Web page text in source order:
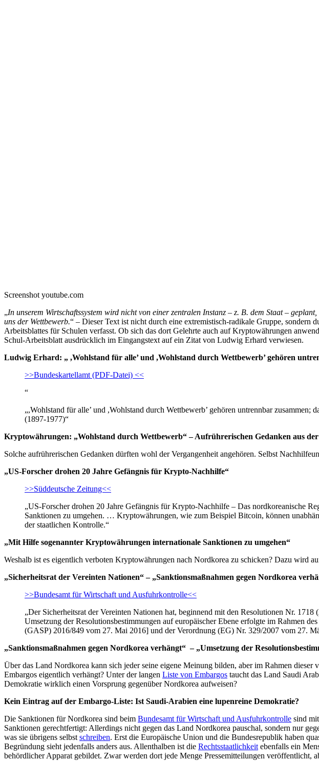
Screenshot youtube.com
„In unserem Wirtschaftssystem wird nicht von einer zentralen Instanz – z. B. dem Staat –
uns der Wettbewerb.“ – Dieser Text ist nicht durch eine extremistisch-radikale Gruppe, sondern
Arbeitsblattes für Schulen verfasst. Ob sich das dort Gelehrte auch auf Kryptowährungen
Schul-Arbeitsblatt ausdrücklich im Eingangstext auf ein Zitat von Ludwig Erhard verwiesen.
Ludwig Erhard: „ ,Wohlstand für alle’ und ,Wohlstand durch Wettbewerb’ gehören
>>Bundeskartellamt (PDF-Datei) <<
“
„,Wohlstand für alle’ und ,Wohlstand durch Wettbewerb’ gehören untrennbar
(1897-1977)“
Kryptowährungen: „Wohlstand durch Wettbewerb“ – Aufrührerischen Gedanken aus
Solche aufrührerischen Gedanken dürften wohl der Vergangenheit angehören. Selbst
„US-Forscher drohen 20 Jahre Gefängnis für Krypto-Nachhilfe“
>>Süddeutsche Zeitung<<
„US-Forscher drohen 20 Jahre Gefängnis für Krypto-Nachhilfe – Das nordkoreanische
Sanktionen zu umgehen. … Kryptowährungen, wie zum Beispiel Bitcoin, können
der staatlichen Kontrolle.“
„Mit Hilfe sogenannter Kryptowährungen internationale Sanktionen zu umgehen“
Weshalb ist es eigentlich verboten Kryptowährungen nach Nordkorea zu schicken? Dazu wird
„Sicherheitsrat der Vereinten Nationen“ – „Sanktionsmaßnahmen gegen Nordkorea
>>Bundesamt für Wirtschaft und Ausfuhrkontrolle<<
„Der Sicherheitsrat der Vereinten Nationen hat, beginnend mit den Resolutionen Nr.
Umsetzung der Resolutionsbestimmungen auf europäischer Ebene erfolgte im Rahmen
(GASP) 2016/849 vom 27. Mai 2016] und der Verordnung (EG) Nr. 329/2007 vom 27.
„Sanktionsmaßnahmen gegen Nordkorea verhängt“ – „Umsetzung der
Über das Land Nordkorea kann sich jeder seine eigene Meinung bilden, aber im Rahmen
Embargos eigentlich verhängt? Unter der langen Liste von Embargos taucht das Land Saudi
Demokratie wirklich einen Vorsprung gegenüber Nordkorea aufweisen?
Kein Eintrag auf der Embargo-Liste: Ist Saudi-Arabien eine lupenreine Demokratie?
Die Sanktionen für Nordkorea sind beim Bundesamt für Wirtschaft und Ausfuhrkontrolle sind
Sanktionen gerechtfertigt: Allerdings nicht gegen das Land Nordkorea pauschal, sondern nur
was sie übrigens selbst schreiben. Erst die Europäische Union und die Bundesrepublik haben
Begründung sieht jedenfalls anders aus. Allenthalben ist die Rechtsstaatlichkeit ebenfalls ein
behördlicher Apparat gebildet. Zwar werden dort jede Menge Pressemitteilungen veröffentlicht,